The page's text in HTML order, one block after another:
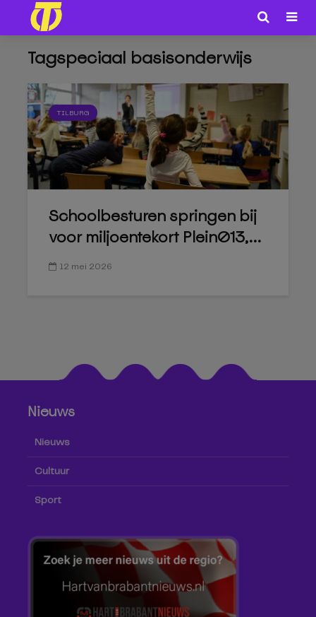
Tagspeciaal basisonderwijs
TILBURG
Schoolbesturen springen bij
voor miljoentekort Plein013,...
12 mei 2026
Nieuws
Nieuws
Cultuur
Sport